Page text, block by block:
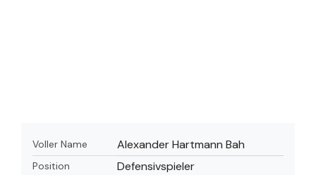
Voller Name Alexander Hartmann Bah
Position Defensivspieler